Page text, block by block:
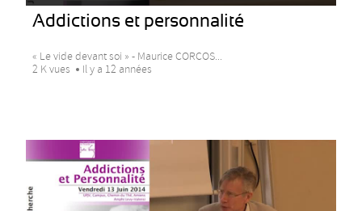
Addictions et personnalité
« Le vide devant soi » - Maurice CORCOS...
2 K vues
Il y a 12 années